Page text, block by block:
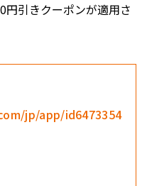
円引きクーポンが適用さ
jp/app/id6473354